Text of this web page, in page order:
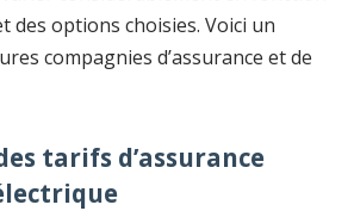
des options choisies. Voici un
compagnies d’assurance et de
tarifs d’assurance